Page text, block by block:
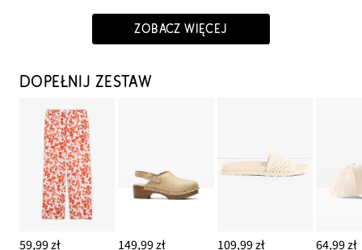
ZOBACZ WIĘCEJ
DOPEŁNIJ ZESTAW
59,99 zł 149,99 zł 109,99 zł 64,99 zł